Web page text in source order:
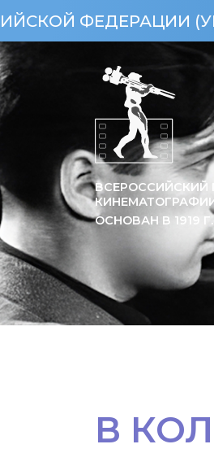
(УКАЗ
ВСЕРОССИЙСКИЙ
ОСНОВАН В 1919 Г.
В